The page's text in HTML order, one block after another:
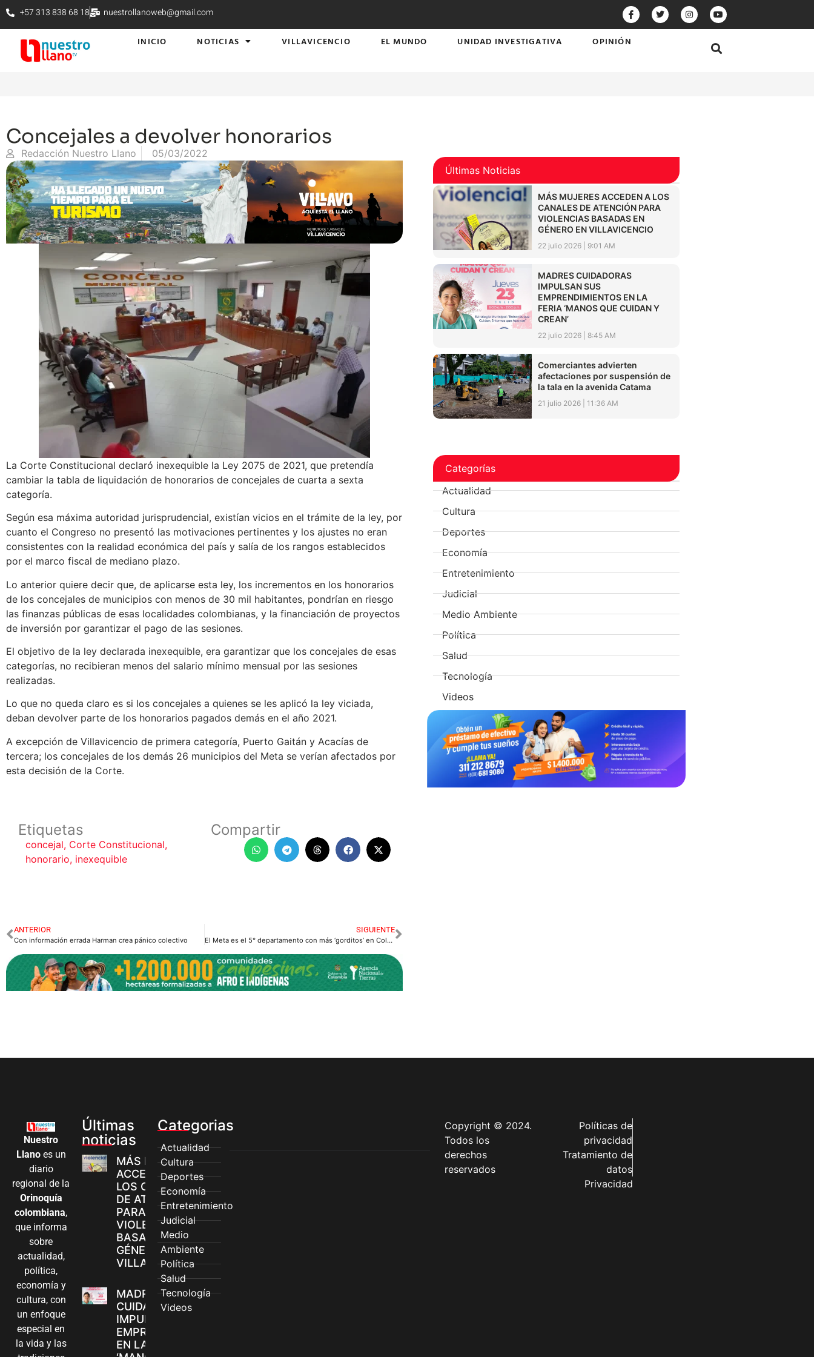
+57 313 838 68 18 nuestrollanoweb@gmail.com
INICIO NOTICIAS VILLAVICENCIO EL MUNDO UNIDAD INVESTIGATIVA OPINIÓN
Concejales a devolver honorarios
Redacción Nuestro Llano 05/03/2022
La Corte Constitucional declaró inexequible la Ley 2075 de 2021, que pretendía
cambiar la tabla de liquidación de honorarios de concejales de cuarta a sexta
categoría.
Según esa máxima autoridad jurisprudencial, existían vicios en el trámite de la ley, por
cuanto el Congreso no presentó las motivaciones pertinentes y los ajustes no eran
consistentes con la realidad económica del país y salía de los rangos establecidos
por el marco fiscal de mediano plazo.
Lo anterior quiere decir que, de aplicarse esta ley, los incrementos en los honorarios
de los concejales de municipios con menos de 30 mil habitantes, pondrían en riesgo
las finanzas públicas de esas localidades colombianas, y la financiación de proyectos
de inversión por garantizar el pago de las sesiones.
El objetivo de la ley declarada inexequible, era garantizar que los concejales de esas
categorías, no recibieran menos del salario mínimo mensual por las sesiones
realizadas.
Lo que no queda claro es si los concejales a quienes se les aplicó la ley viciada,
deban devolver parte de los honorarios pagados demás en el año 2021.
A excepción de Villavicencio de primera categoría, Puerto Gaitán y Acacías de
tercera; los concejales de los demás 26 municipios del Meta se verían afectados por
esta decisión de la Corte.
Etiquetas
concejal, Corte Constitucional,
honorario, inexequible
Compartir
ANTERIOR
Con información errada Harman crea pánico colectivo
SIGUIENTE
El Meta es el 5° departamento con más ‘gorditos’ en Colombia
Últimas Noticias
MÁS MUJERES ACCEDEN A LOS
CANALES DE ATENCIÓN PARA
VIOLENCIAS BASADAS EN
GÉNERO EN VILLAVICENCIO
22 julio 2026 9:01 AM
MADRES CUIDADORAS
IMPULSAN SUS
EMPRENDIMIENTOS EN LA
FERIA ‘MANOS QUE CUIDAN Y
CREAN’
22 julio 2026 8:45 AM
Comerciantes advierten
afectaciones por suspensión de
la tala en la avenida Catama
21 julio 2026 11:36 AM
Categorías
Actualidad
Cultura
Deportes
Economía
Entretenimiento
Judicial
Medio Ambiente
Política
Salud
Tecnología
Videos
Nuestro
Llanoes un
diario
regional de la
Orinoquía
colombiana,
que informa
sobre
actualidad,
política,
economía y
cultura, con
un enfoque
especial en
la vida y las
Últimas
noticias
MÁS MUJERES
ACCEDEN A
LOS CANALES
DE ATENCIÓN
PARA
VIOLENCIAS
BASADAS EN
GÉNERO EN
VILLAVICENCIO
MADRES
CUIDADORAS
IMPULSAN SUS
EMPRENDIMIENTOS
EN LA FERIA
Categorias
Actualidad
Cultura
Deportes
Economía
Entretenimiento
Judicial
Medio
Ambiente
Política
Salud
Tecnología
Videos
Copyright © 2024.
Todos los
derechos
reservados
Políticas de
privacidad
Tratamiento de
datos
Privacidad